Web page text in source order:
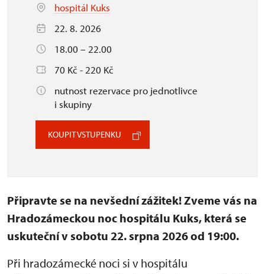
hospitál Kuks
22. 8. 2026
18.00 – 22.00
70 Kč - 220 Kč
nutnost rezervace pro jednotlivce
i skupiny
KOUPIT VSTUPENKU
Připravte se na nevšední zážitek! Zveme vás na
Hradozámeckou noc hospitálu Kuks, která se
uskuteční v sobotu 22. srpna 2026 od 19:00.
Při hradozámecké noci si v hospitálu